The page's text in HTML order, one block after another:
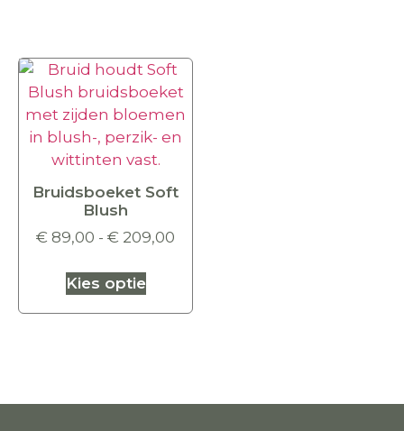
Bruidsboeket Soft
Blush
€ 89,00 - € 209,00
Kies optie